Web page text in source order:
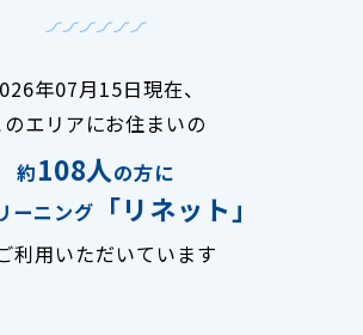
年07月15日現在、
のエリアにお住まいの
約108人の方に
ーニング
「リネット」
利用いただいています